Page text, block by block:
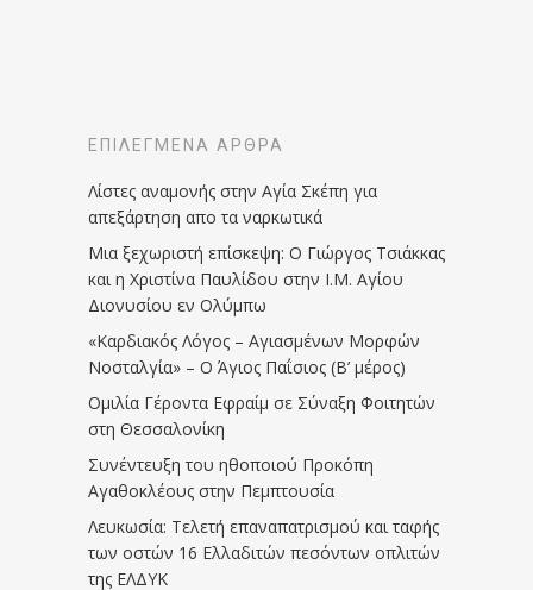
ΕΠΙΛΕΓΜΈΝΑ ΆΡΘΡΑ
Λίστες αναμονής στην Αγία Σκέπη για
απεξάρτηση απο τα ναρκωτικά
Μια ξεχωριστή επίσκεψη: Ο Γιώργος Τσιάκκας
και η Χριστίνα Παυλίδου στην Ι.Μ. Αγίου
Διονυσίου εν Ολύμπω
«Καρδιακός Λόγος – Αγιασμένων Μορφών
Νοσταλγία» – Ο Άγιος Παΐσιος (Β’ μέρος)
Ομιλία Γέροντα Εφραίμ σε Σύναξη Φοιτητών
στη Θεσσαλονίκη
Συνέντευξη του ηθοποιού Προκόπη
Αγαθοκλέους στην Πεμπτουσία
Λευκωσία: Τελετή επαναπατρισμού και ταφής
των οστών 16 Ελλαδιτών πεσόντων οπλιτών
της ΕΛΔΥΚ